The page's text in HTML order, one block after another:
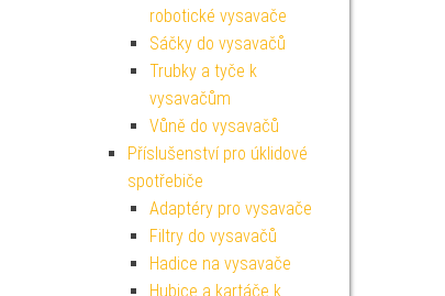
robotické vysavače
Sáčky do vysavačů
Trubky a tyče k
vysavačům
Vůně do vysavačů
Příslušenství pro úklidové
spotřebiče
Adaptéry pro vysavače
Filtry do vysavačů
Hadice na vysavače
Hubice a kartáče k